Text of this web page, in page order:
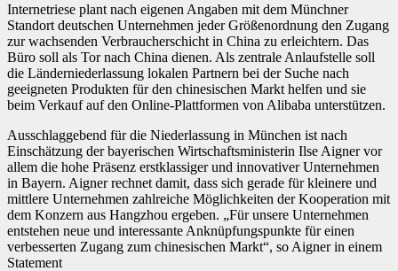
Internetriese plant nach eigenen Angaben mit dem Münchner
Standort deutschen Unternehmen jeder Größenordnung den Zugang
zur wachsenden Verbraucherschicht in China zu erleichtern. Das
Büro soll als Tor nach China dienen. Als zentrale Anlaufstelle soll
die Länderniederlassung lokalen Partnern bei der Suche nach
geeigneten Produkten für den chinesischen Markt helfen und sie
beim Verkauf auf den Online-Plattformen von Alibaba unterstützen.
Ausschlaggebend für die Niederlassung in München ist nach
Einschätzung der bayerischen Wirtschaftsministerin Ilse Aigner vor
allem die hohe Präsenz erstklassiger und innovativer Unternehmen
in Bayern. Aigner rechnet damit, dass sich gerade für kleinere und
mittlere Unternehmen zahlreiche Möglichkeiten der Kooperation mit
dem Konzern aus Hangzhou ergeben. „Für unsere Unternehmen
entstehen neue und interessante Anknüpfungspunkte für einen
verbesserten Zugang zum chinesischen Markt“, so Aigner in einem
Statement